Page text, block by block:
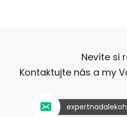
Nevíte si
Kontaktujte nás a my